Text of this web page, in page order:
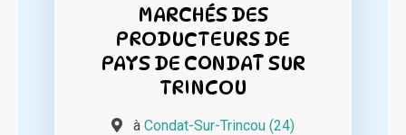
MARCHÉS DES
PRODUCTEURS DE
PAYS DE CONDAT SUR
TRINCOU
à Condat-Sur-Trincou (24)